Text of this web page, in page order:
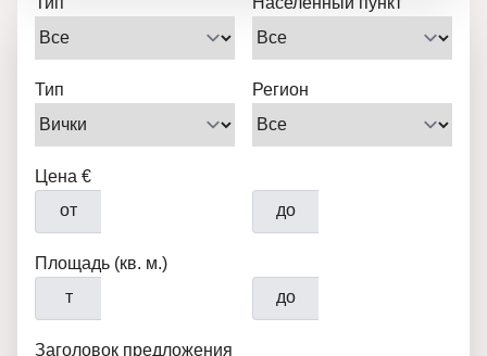
Тип Регион
Цена €
от
до
Площадь (кв. м.)
т
до
Заголовок предложения